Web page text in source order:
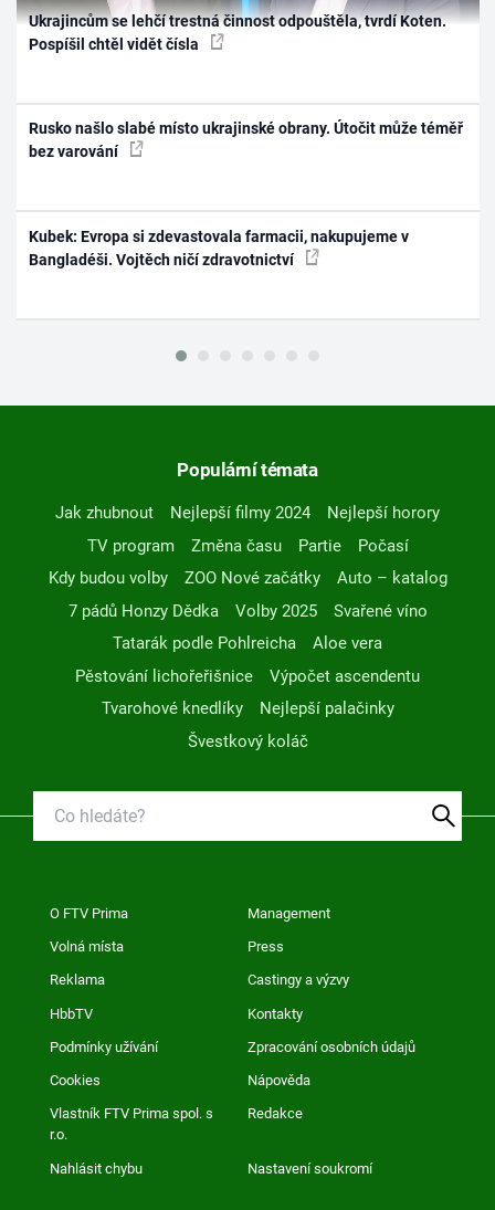
Ukrajincům se lehčí trestná činnost odpouštěla, tvrdí Koten.
Pospíšil chtěl vidět čísla
Rusko našlo slabé místo ukrajinské obrany. Útočit může téměř
bez varování
Kubek: Evropa si zdevastovala farmacii, nakupujeme v
Bangladéši. Vojtěch ničí zdravotnictví
Populární témata
Jak zhubnout Nejlepší filmy 2024
Nejlepší horory
TV program
Změna času Partie
Počasí
Kdy budou volby
ZOO Nové začátky
Auto – katalog
7 pádů Honzy Dědka
Volby 2025
Svařené víno
Tatarák podle Pohlreicha
Aloe vera
Pěstování lichořeřišnice
Výpočet ascendentu
Tvarohové knedlíky
Nejlepší palačinky
Švestkový koláč
O FTV Prima Management
Volná místa Press
Reklama Castingy a výzvy
HbbTV Kontakty
Podmínky užívání Zpracování osobních údajů
Cookies Nápověda
Vlastník FTV Prima spol. s
r.o.
Redakce
Nahlásit chybu Nastavení soukromí